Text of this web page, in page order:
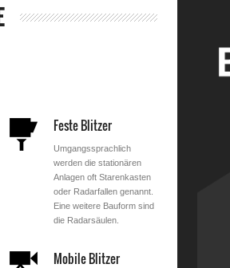
Feste Blitzer
Umgangssprachlich
werden die stationären
Anlagen oft Starenkasten
oder Radarfallen genannt.
Eine weitere Bauform sind
die Radarsäulen.
Mobile Blitzer